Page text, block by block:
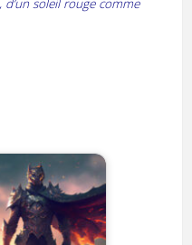
soleil rouge comme